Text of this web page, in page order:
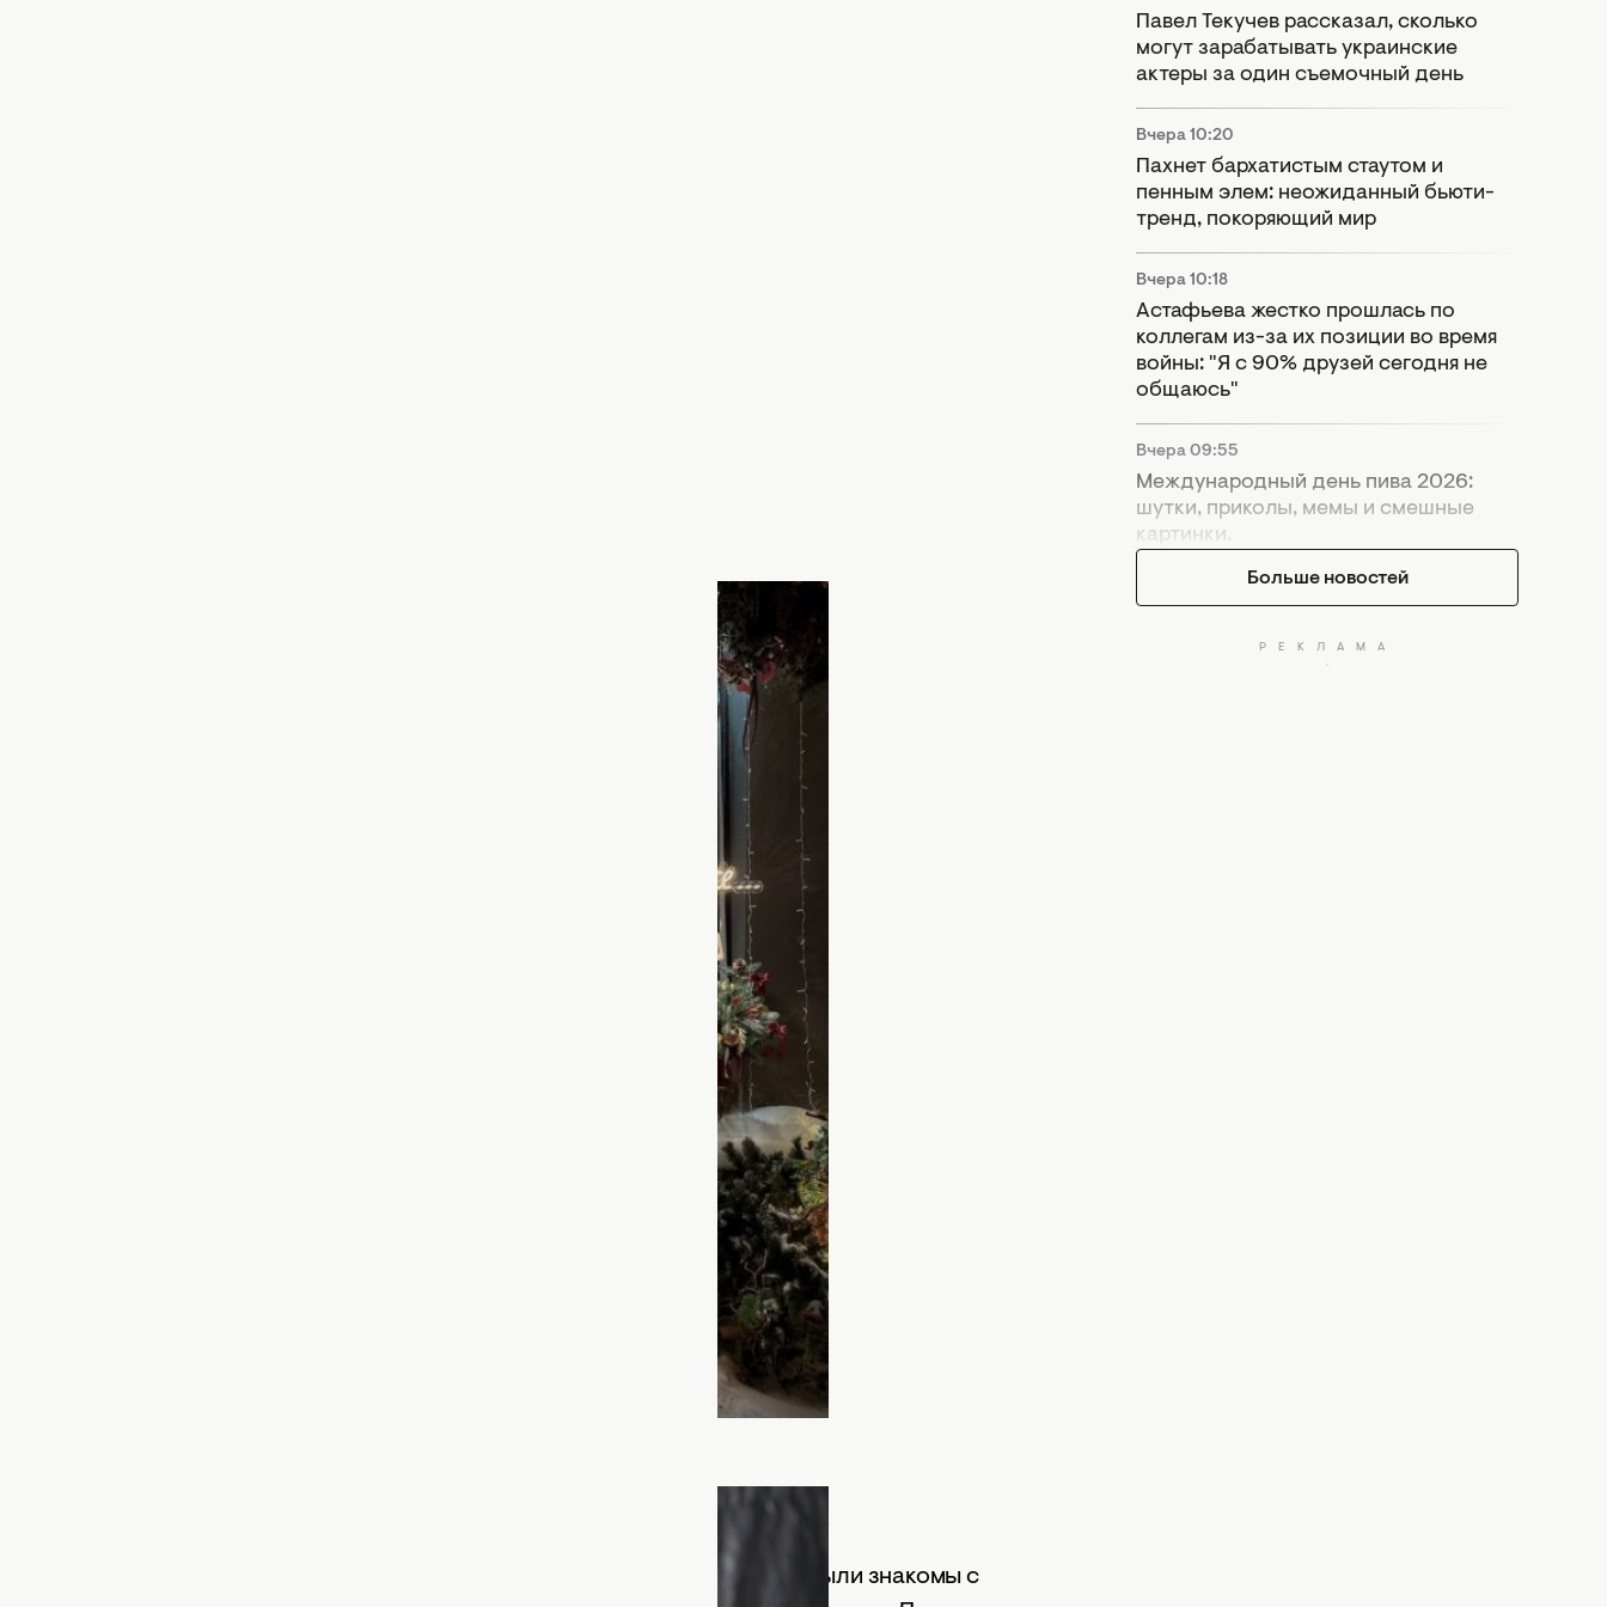
Блоггерша Инна Белень вышла замуж за харьковского бизнесмена Ивана
Блогерша Инна Белень вышла замуж за харьковского бизнесмена Ивана
Известно, что Инна и харьковский бизнесмен Иван Яловенко были знакомы с
Павел Текучев рассказал, сколько
могут зарабатывать украинские
актеры за один съемочный день
Вчера 10:20
Пахнет бархатистым стаутом и
пенным элем: неожиданный бьюти-
тренд, покоряющий мир
Вчера 10:18
Астафьева жестко прошлась по
коллегам из-за их позиции во время
войны: "Я с 90% друзей сегодня не
общаюсь"
Вчера 09:55
Международный день пива 2026:
шутки, приколы, мемы и смешные
картинки.
Больше новостей